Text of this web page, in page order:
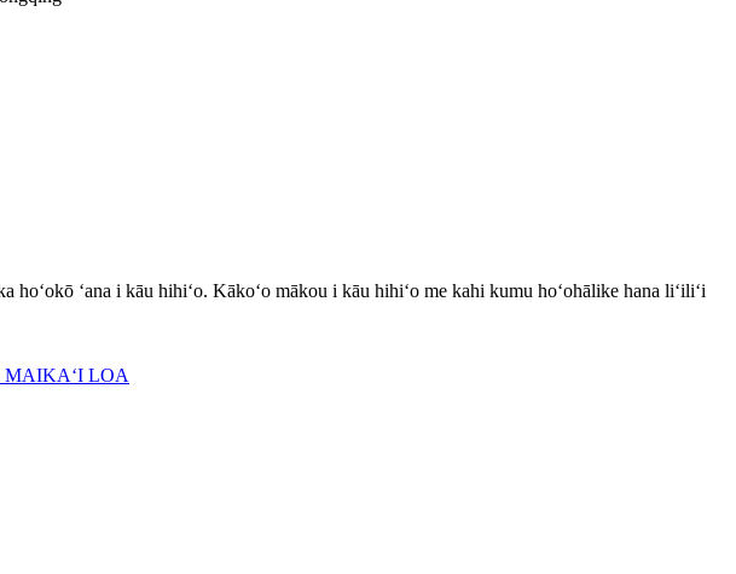
hoʻokō ʻana i kāu hihiʻo. Kākoʻo mākou i kāu hihiʻo me kahi kumu hoʻohālike hana liʻiliʻi
LOA